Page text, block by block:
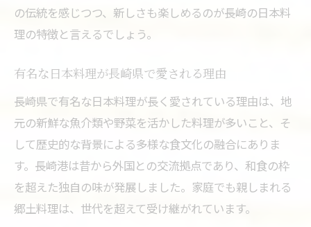
日本料理好き必見！長崎県の名物和食紹介
和食に興味ある人が感動する長崎の名物料
長崎県で味わう伝統日本料理のおすすめ選
地元の日本料理を家庭でも楽しむポイント
長崎の日本料理を堪能できるおすすめ特集
歴史が育む長崎の日本料理、その特徴とは
長崎の日本料理を育んだ歴史的背景を解説
日本料理が長崎県で独自発展した理由
の伝統を感じつつ、新しさも楽しめるのが長崎の日本料
理の特徴と言えるでしょう。
有名な日本料理が長崎県で愛される理由
長崎県で有名な日本料理が長く愛されている理由は、地
元の新鮮な魚介類や野菜を活かした料理が多いこと、そ
して歴史的な背景による多様な食文化の融合にありま
す。長崎港は昔から外国との交流拠点であり、和食の枠
を超えた独自の味が発展しました。家庭でも親しまれる
郷土料理は、世代を超えて受け継がれています。